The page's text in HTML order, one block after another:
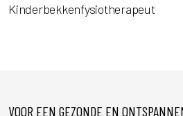
Kinderbekkenfysiotherapeut
VOOR EEN GEZONDE EN